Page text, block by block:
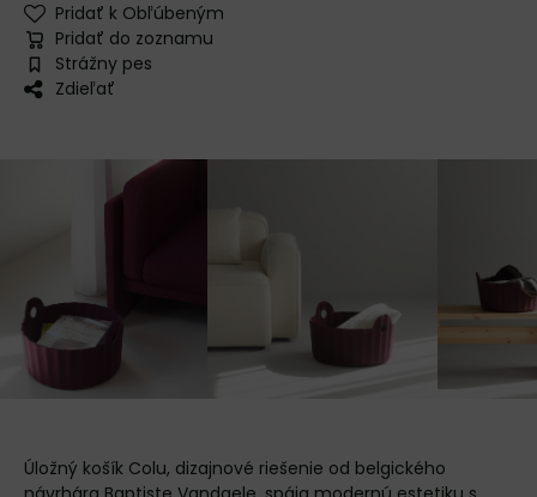
Pridať k Obľúbeným
Pridať do zoznamu
Strážny pes
Zdieľať
Úložný košík Colu, dizajnové riešenie od belgického